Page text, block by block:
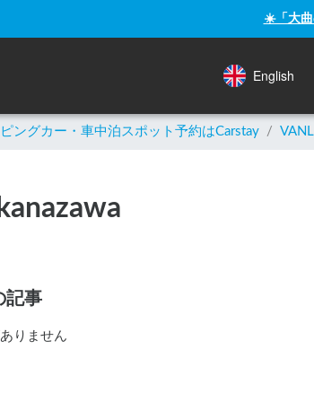
☀️「大曲
English
ングカー・車中泊スポット予約はCarstay /
kanazawa
記事
りません